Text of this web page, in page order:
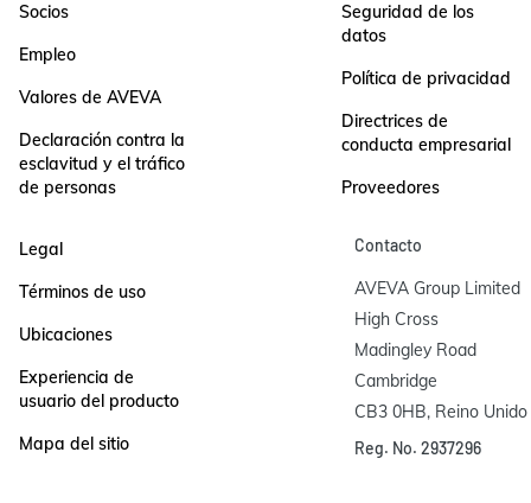
Socios
Empleo
Valores de AVEVA
Declaración contra la
esclavitud y el tráfico
de personas
Seguridad de los
datos
Política de privacidad
Directrices de
conducta empresarial
Proveedores
Legal
Términos de uso
Ubicaciones
Experiencia de
usuario del producto
Mapa del sitio
Contacto
AVEVA Group Limited
High Cross
Madingley Road
Cambridge
CB3 0HB, Reino Unido
Reg. No. 2937296